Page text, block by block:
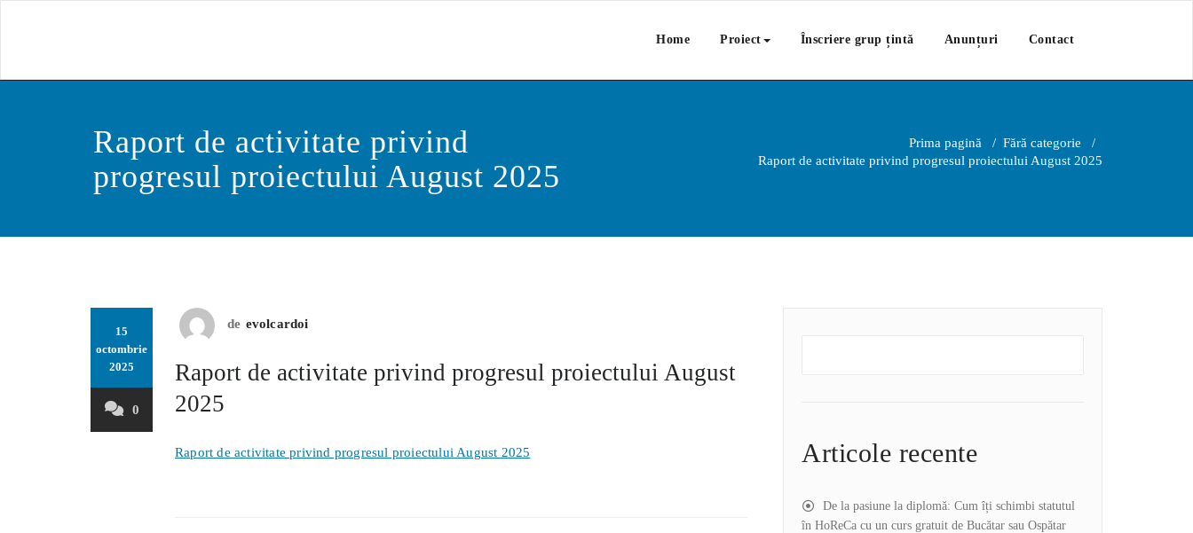
Home Proiect Înscriere grup țintă Anunțuri Contact
Raport de activitate privind
progresul proiectului August 2025
Prima pagină / Fără categorie /
Raport de activitate privind progresul proiectului August 2025
15
octombrie
2025
0
de evolcardoi
Raport de activitate privind progresul proiectului August
2025
Raport de activitate privind progresul proiectului August 2025 Articole recente
De la pasiune la diplomă: Cum îți schimbi statutul
în HoReCa cu un curs gratuit de Bucătar sau Ospătar